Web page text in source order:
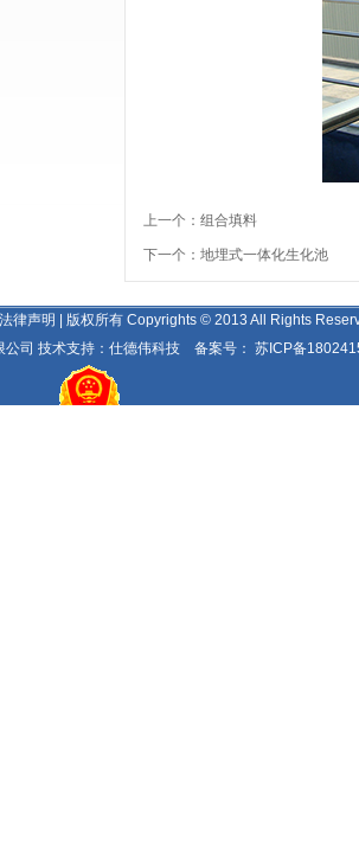
上一个： 组合填料
下一个： 地埋式一体化生化池
法律声明 | 版权所有 Copyrights © 2013 All Rights
司 技术支持： 仕德伟科技 备案号： 苏ICP备